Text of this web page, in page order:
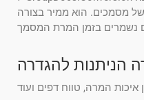
מסמכים. הוא ממיר בצורה
הניתנות להגדרה